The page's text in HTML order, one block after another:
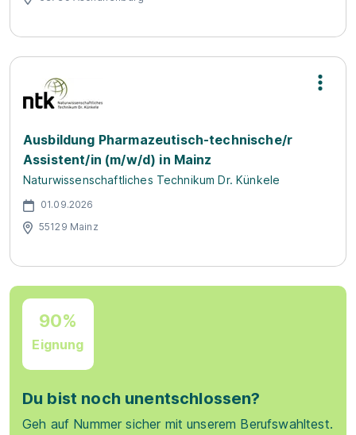
Ausbildung Pharmazeutisch-technische/r
Assistent/in (m/w/d) in Mainz
Naturwissenschaftliches Technikum Dr. Künkele
01.09.2026
55129 Mainz
90%
Eignung
Du bist noch unentschlossen?
Geh auf Nummer sicher mit unserem Berufswahltest.